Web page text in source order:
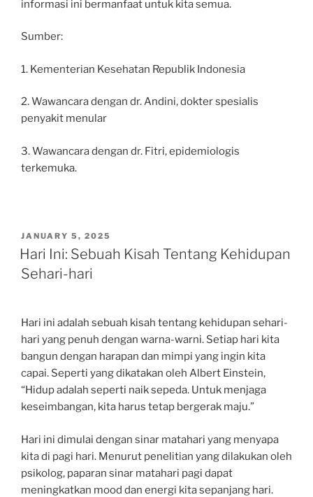
informasi ini bermanfaat untuk kita semua.
Sumber:
1. Kementerian Kesehatan Republik Indonesia
2. Wawancara dengan dr. Andini, dokter spesialis
penyakit menular
3. Wawancara dengan dr. Fitri, epidemiologis
terkemuka.
POSTED
ON
JANUARY 5, 2025
Hari Ini: Sebuah Kisah Tentang Kehidupan
Sehari-hari
Hari ini adalah sebuah kisah tentang kehidupan sehari-
hari yang penuh dengan warna-warni. Setiap hari kita
bangun dengan harapan dan mimpi yang ingin kita
capai. Seperti yang dikatakan oleh Albert Einstein,
“Hidup adalah seperti naik sepeda. Untuk menjaga
keseimbangan, kita harus tetap bergerak maju.”
Hari ini dimulai dengan sinar matahari yang menyapa
kita di pagi hari. Menurut penelitian yang dilakukan oleh
psikolog, paparan sinar matahari pagi dapat
meningkatkan mood dan energi kita sepanjang hari.